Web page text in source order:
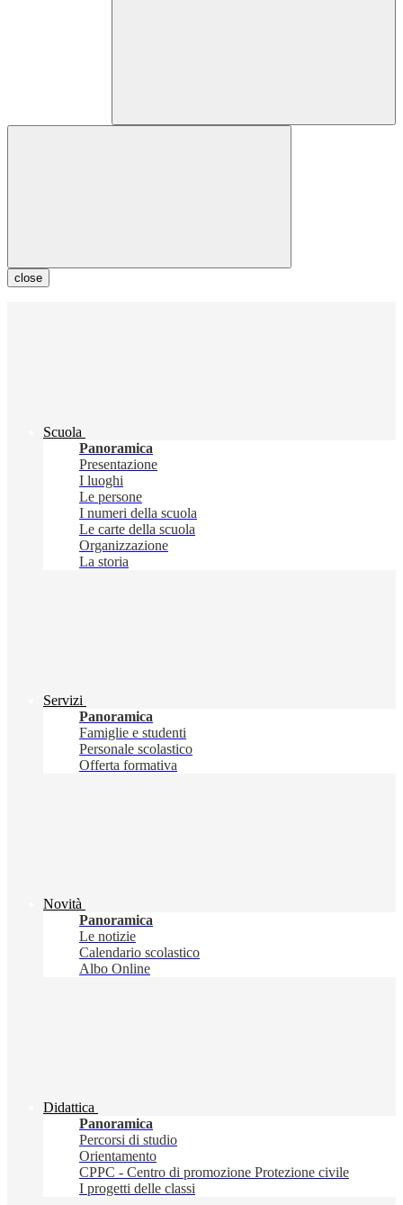
close
Scuola
Panoramica
Presentazione
I luoghi
Le persone
I numeri della scuola
Le carte della scuola
Organizzazione
La storia
Servizi
Panoramica
Famiglie e studenti
Personale scolastico
Offerta formativa
Novità
Panoramica
Le notizie
Calendario scolastico
Albo Online
Didattica
Panoramica
Percorsi di studio
Orientamento
CPPC - Centro di promozione Protezione civile
I progetti delle classi